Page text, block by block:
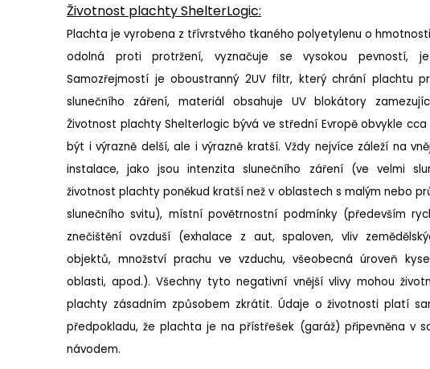
Životnost plachty ShelterLogic:
Plachta je vyrobena z třívrstvého tkaného polyetylenu o hmotnosti
odolná proti protržení, vyznačuje se vysokou pevností,
Samozřejmostí je oboustranný 2UV filtr, který chrání plachtu
slunečního záření, materiál obsahuje UV blokátory
Životnost plachty Shelterlogic bývá ve střední Evropě obvykle
být i výrazně delší, ale i výrazně kratší. Vždy nejvíce záleží na
instalace, jako jsou intenzita slunečního záření (ve velmi
životnost plachty poněkud kratší než v oblastech s malým nebo
slunečního svitu), místní povětrnostní podmínky (především
znečištění ovzduší (exhalace z aut, spaloven, vliv
objektů, množství prachu ve vzduchu, všeobecná úroveň
oblasti, apod.). Všechny tyto negativní vnější vlivy mohou
plachty zásadním způsobem zkrátit. Údaje o životnosti platí
předpokladu, že plachta je na přístřešek (garáž) připevněna v
návodem.